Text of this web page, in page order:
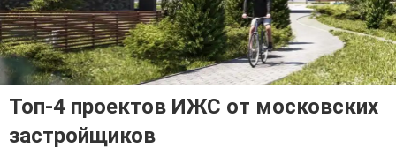
Топ-4 проектов ИЖС от московских
застройщиков